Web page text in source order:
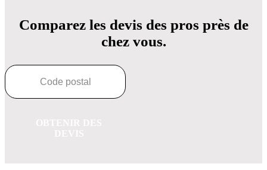
Comparez les devis des pros près de
chez vous.